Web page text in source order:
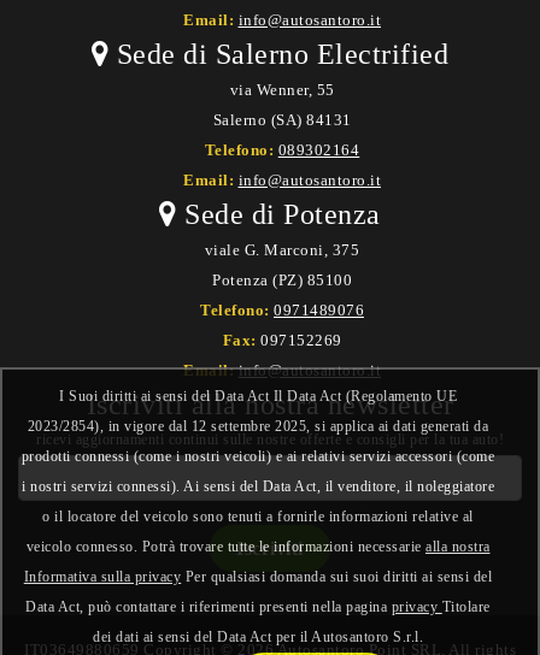
Email: info@autosantoro.it
Sede di Salerno Electrified
via Wenner, 55
Salerno (SA) 84131
Telefono: 089302164
Email: info@autosantoro.it
Sede di Potenza
viale G. Marconi, 375
Potenza (PZ) 85100
Telefono: 0971489076
Fax: 097152269
Email:info@autosantoro.it
Iscriviti alla nostra newsletter
ricevi aggiornamenti continui sulle nostre offerte e consigli per la tua auto!
IT03649880659 Copyright © 2026 Autosantoro Point SRL. All rights
I Suoi diritti ai sensi del Data Act Il Data Act (Regolamento UE
2023/2854), in vigore dal 12 settembre 2025, si applica ai dati generati da
prodotti connessi (come i nostri veicoli) e ai relativi servizi accessori (come
i nostri servizi connessi). Ai sensi del Data Act, il venditore, il noleggiatore
o il locatore del veicolo sono tenuti a fornirle informazioni relative al
veicolo connesso. Potrà trovare tutte le informazioni necessarie alla nostra
Informativa sulla privacy Per qualsiasi domanda sui suoi diritti ai sensi del
Data Act, può contattare i riferimenti presenti nella pagina privacy Titolare
dei dati ai sensi del Data Act per il Autosantoro S.r.l.